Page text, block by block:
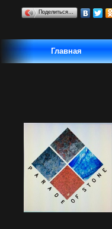
Поделиться…
Главная